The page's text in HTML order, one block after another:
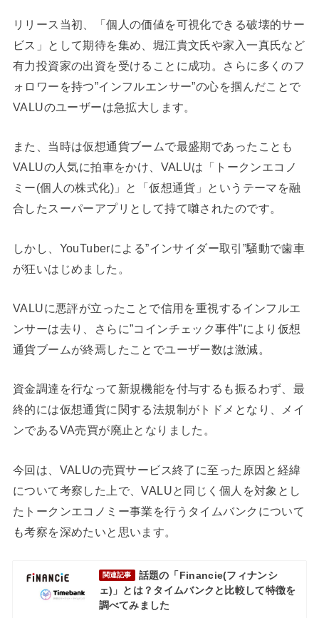
リリース当初、「個人の価値を可視化できる破壊的サー
ビス」として期待を集め、堀江貴文氏や家入一真氏など
有力投資家の出資を受けることに成功。さらに多くのフ
ォロワーを持つ”インフルエンサー”の心を掴んだことで
VALUのユーザーは急拡大します。
また、当時は仮想通貨ブームで最盛期であったことも
VALUの人気に拍車をかけ、VALUは「トークンエコノ
ミー(個人の株式化)」と「仮想通貨」というテーマを融
合したスーパーアプリとして持て囃されたのです。
しかし、 YouTuberによる”インサイダー取引”騒動で歯車
が狂いはじめました。
VALUに悪評が立ったことで信用を重視するインフルエ
ンサーは去り、さらに”コインチェック事件”により仮想
通貨ブームが終焉したことでユーザー数は激減。
資金調達を行なって新規機能を付与するも振るわず、 最
終的には仮想通貨に関する法規制がトドメとなり、メイ
ンであるVA売買が廃止となりました。
今回は、VALUの売買サービス終了に至った原因と経緯
について考察した上で、VALUと同じく個人を対象とし
たトークンエコノミー事業を行うタイムバンクについて
も考察を深めたいと思います。
関連記事
話題の「Financie(フィナンシ
ェ)」とは？タイムバンクと比較して特徴を
調べてみました